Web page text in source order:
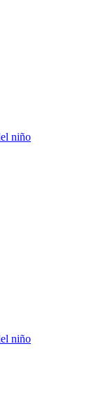
niño
niño